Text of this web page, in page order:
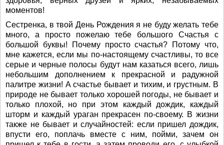
моментов!
Сестренка, в твой День Рождения я не буду желать тебе
много, а просто пожелаю тебе большого Счастья с
большой буквы! Почему просто счастья? Потому что,
мне кажется, если мы по-настоящему счастливы, то все
серые и черные полосы будут нам казаться всего, лишь
небольшим дополнением к прекрасной и радужной
палитре жизни! А счастье бывает и тихим, и грустным. В
природе не бывает только хорошей погоды, не бывает и
только плохой, но при этом каждый дождик, каждый
шторм и каждый ураган прекрасен по-своему. В жизни
также не бывает и случайностей: если пришел дождик,
впусти его, поплачь вместе с ним, пойми, зачем он